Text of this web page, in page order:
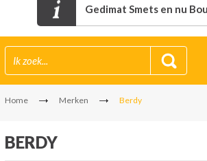
Gedimat Smets en nu
Home Merken Berdy
BERDY